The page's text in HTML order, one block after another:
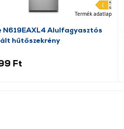
Termék adatlap
N619EAXL4 Alulfagyasztós
hűtőszekrény
Ft